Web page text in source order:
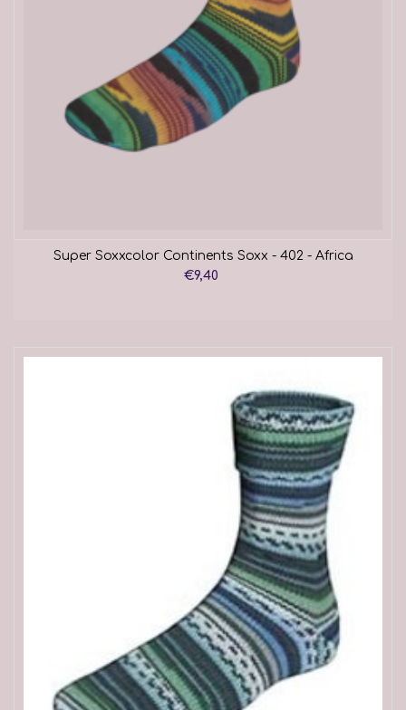
Super Soxxcolor Continents Soxx - 402 - Africa
€9,40